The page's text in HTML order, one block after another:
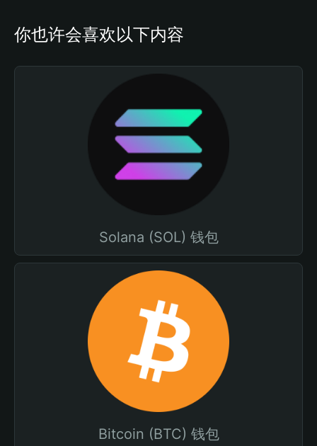
你也许会喜欢以下内容
Solana (SOL) 钱包
Bitcoin (BTC) 钱包